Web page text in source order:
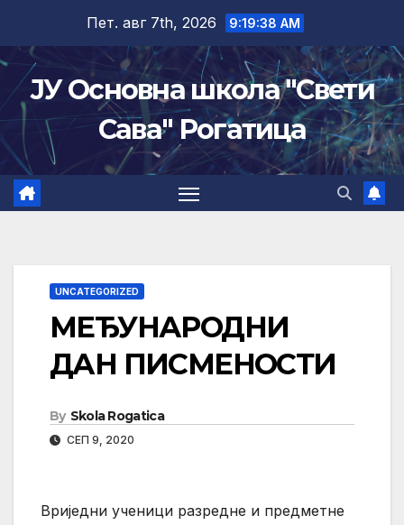
content
Пет. авг 7th, 2026 9:19:38 AM
ЈУ Основна школа "Свети
Сава" Рогатица
UNCATEGORIZED
МЕЂУНАРОДНИ
ДАН ПИСМЕНОСТИ
By Skola Rogatica
СЕП 9, 2020
Вриједни ученици разредне и предметне